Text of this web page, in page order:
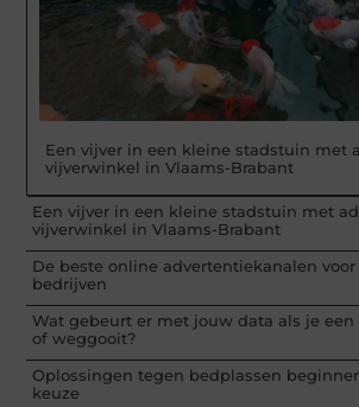
Een vijver in een kleine stadstuin met
vijverwinkel in Vlaams-Brabant
Een vijver in een kleine stadstuin met
vijverwinkel in Vlaams-Brabant
De beste online advertentiekanalen voor
bedrijven
Wat gebeurt er met jouw data als je
of weggooit?
Oplossingen tegen bedplassen
keuze